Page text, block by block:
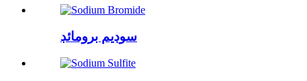
سوڊيم برومائڊ